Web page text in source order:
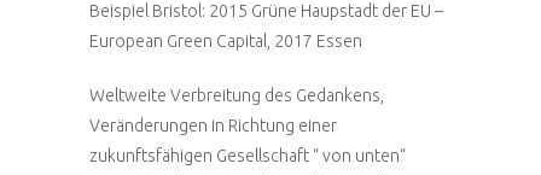
Beispiel Bristol: 2015 Grüne Haupstadt der EU –
European Green Capital, 2017 Essen
Weltweite Verbreitung des Gedankens,
Veränderungen in Richtung einer
zukunftsfähigen Gesellschaft “ von unten“